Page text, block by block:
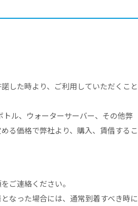
した時より、ご利用していただくこと
ル、ウォーターサーバー、その他弊
る価格で弊社より、購入、賃借するこ
ご連絡ください。
なった場合には、通常到着すべき時に